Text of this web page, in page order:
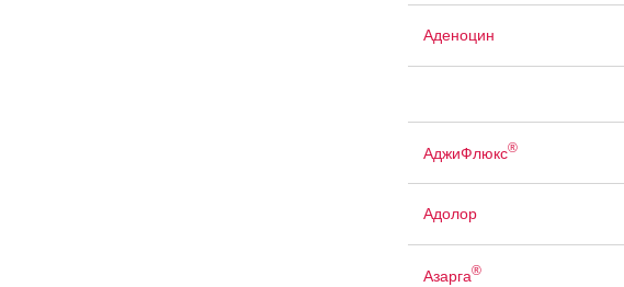
Аденоцин
АджиФлюкс®
Адолор
Азарга®